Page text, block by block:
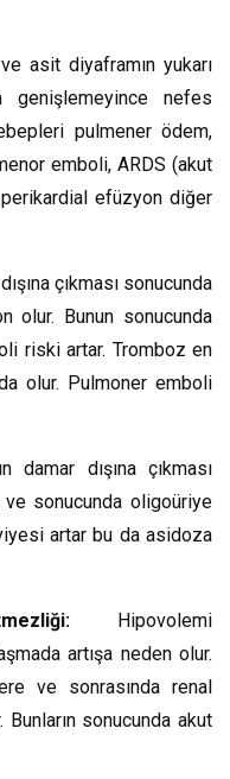
asit diyaframın yukarı
genişlemeyince nefes
pulmener ödem,
emboli, ARDS (akut
efüzyon diğer
çıkması sonucunda
olur. Bunun sonucunda
riski artar. Tromboz en
olur. Pulmoner emboli
damar dışına çıkması
sonucunda oligoüriye
artar bu da asidoza
Hipovolemi
artışa neden olur.
ve sonrasında renal
sonucunda akut